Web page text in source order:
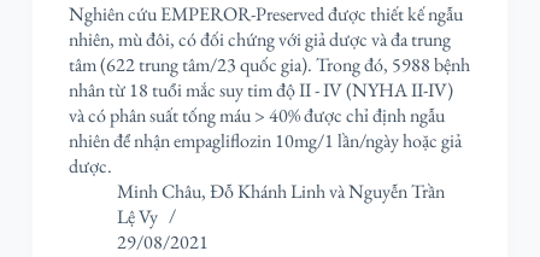
Nghiên cứu EMPEROR-Preserved được thiết kế ngẫu
nhiên, mù đôi, có đối chứng với giả dược và đa trung
tâm (622 trung tâm/23 quốc gia). Trong đó, 5988 bệnh
nhân từ 18 tuổi mắc suy tim độ II - IV (NYHA II-IV)
và có phân suất tống máu > 40% được chỉ định ngẫu
nhiên để nhận empagliflozin 10mg/1 lần/ngày hoặc giả
dược.
Minh Châu,Đỗ Khánh LinhvàNguyễn Trần
Lệ Vy
29/08/2021